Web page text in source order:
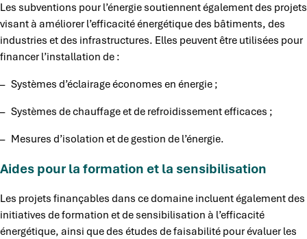
Les subventions pour l’énergie soutiennent également des projets
visant à améliorer l’efficacité énergétique des bâtiments, des
industries et des infrastructures. Elles peuvent être utilisées pour
financer l’installation de :
– Systèmes d’éclairage économes en énergie ;
– Systèmes de chauffage et de refroidissement efficaces ;
– Mesures d’isolation et de gestion de l’énergie.
Aides pour la formation et la sensibilisation
Les projets finançables dans ce domaine incluent également des
initiatives de formation et de sensibilisation à l’efficacité
énergétique, ainsi que des études de faisabilité pour évaluer les